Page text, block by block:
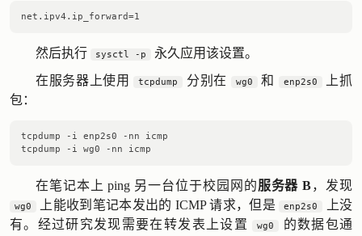
然后执行 sysctl -p
永久应用该设置。
在服务器上使用
tcpdump 分别在 wg0 和 enp2s0
上抓
包：
tcpdump -i enp2s0 -nn icmp
在笔记本上 ping 另一台位于校园网的服务器 B，发现
wg0 上能收到笔记本发出的 ICMP 请求，但是 enp2s0
上没
有。经过研究发现需要在转发表上设置
wg0 的数据包通